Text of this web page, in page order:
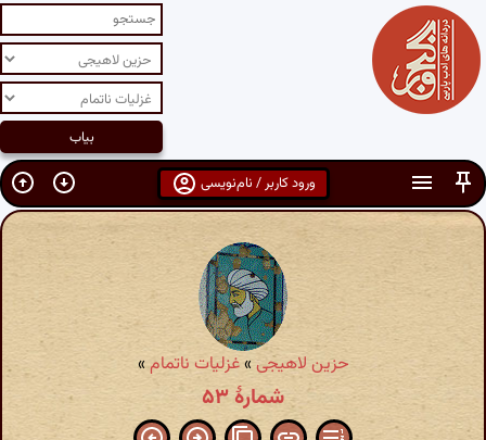
ورود کاربر / نام‌نویسی
حزین لاهیجی»غزلیات ناتمام»
شمارهٔ ۵۳